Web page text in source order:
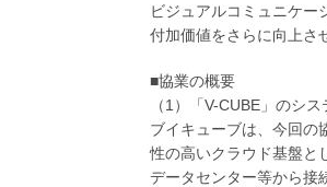
ビジュアルコミュニケー
付加価値をさらに向上さ
■協業の概要
（1）「V-CUBE」のシ
ブイキューブは、今回の
性の高いクラウド基盤と
データセンター等から接